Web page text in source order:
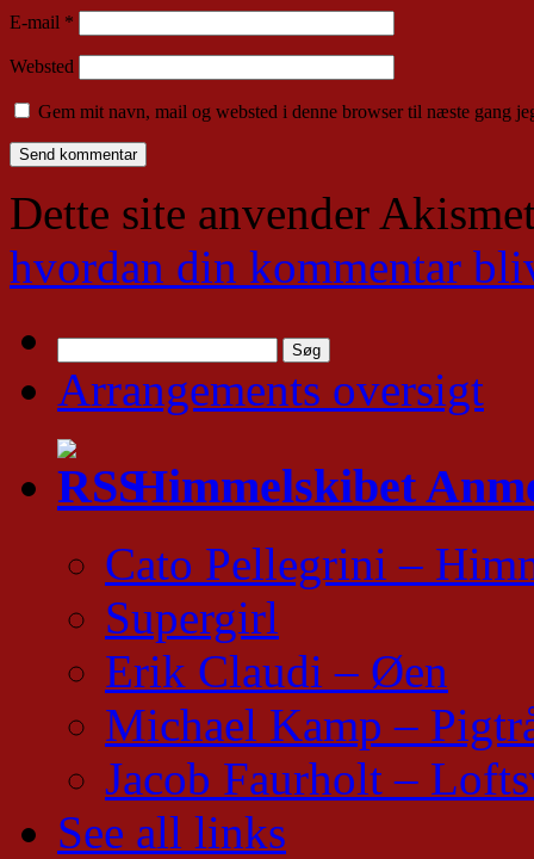
E-mail *
Websted
Gem mit navn, mail og websted i denne browser til næste gang
Dette site anvender
hvordan din kommentar
efter:
Arrangements oversigt
Himmelskibet
Cato Pellegrini –
Supergirl
Erik Claudi – Øen
Michael Kamp –
Jacob Faurholt –
See all links